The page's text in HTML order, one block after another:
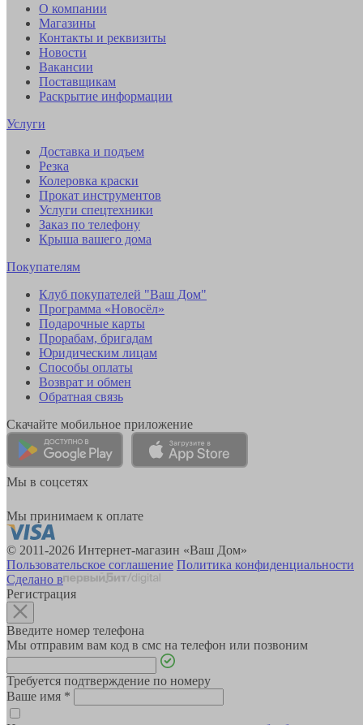
О компании
Магазины
Контакты и реквизиты
Новости
Вакансии
Поставщикам
Раскрытие информации
Услуги
Доставка и подъем
Резка
Колеровка краски
Прокат инструментов
Услуги спецтехники
Заказ по телефону
Крыша вашего дома
Покупателям
Клуб покупателей "Ваш Дом"
Программа «Новосёл»
Подарочные карты
Прорабам, бригадам
Юридическим лицам
Способы оплаты
Возврат и обмен
Обратная связь
Скачайте мобильное приложение
Мы в соцсетях
Мы принимаем к оплате
© 2011-2026 Интернет-магазин «Ваш Дом»
Пользовательское соглашение Политика конфиденциальности
Сделано в
Регистрация
Введите номер телефона
Мы отправим вам код в смс на телефон или позвоним
Требуется подтверждение по номеру
Ваше имя *